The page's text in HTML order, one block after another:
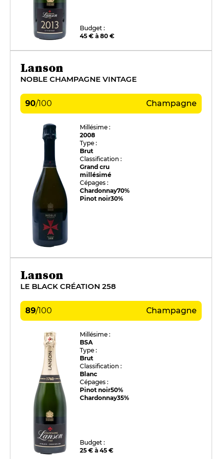
Budget :
45 € à 80 €
Lanson
NOBLE CHAMPAGNE VINTAGE
90/100 Champagne
Millésime :
2008
Type :
Brut
Classification :
Grand cru
millésimé
Cépages :
Chardonnay70%
Pinot noir30%
Lanson
LE BLACK CRÉATION 258
89/100 Champagne
Millésime :
BSA
Type :
Brut
Classification :
Blanc
Cépages :
Pinot noir50%
Chardonnay35%
Budget :
25 € à 45 €